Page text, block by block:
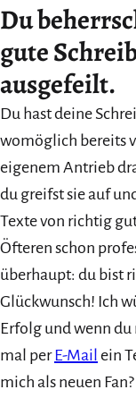
Du
gute
ausgefeilt.
Du hast deine
womöglich bereits
eigenem Antrieb
du greifst sie auf
Texte von richtig
Öfteren schon
überhaupt: du bist
Glückwunsch! Ich
Erfolg und wenn
mal perE-Mail ein
mich als neuen